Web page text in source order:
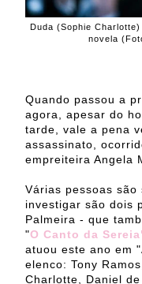
Duda (Sophie
novela
Quando passou a
agora, apesar do
tarde, vale a pena
assassinato,
empreiteira Angela
Várias pessoas
investigar são dois
Palmeira - que
"O Canto da
atuou este ano em
elenco: Tony
Charlotte, Daniel